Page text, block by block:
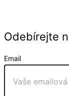
Odebírejte
Email